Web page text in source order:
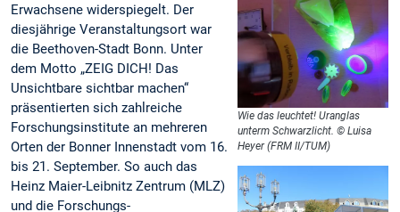
Wie das leuchtet! Uranglas
unterm Schwarzlicht. © Luisa
Heyer (FRM II/TUM)
Erwachsene widerspiegelt. Der
diesjährige Veranstaltungsort war
die Beethoven-Stadt Bonn. Unter
dem Motto „ZEIG DICH! Das
Unsichtbare sichtbar machen“
präsentierten sich zahlreiche
Forschungsinstitute an mehreren
Orten der Bonner Innenstadt vom 16.
bis 21. September. So auch das
Heinz Maier-Leibnitz Zentrum (MLZ)
und die Forschungs-